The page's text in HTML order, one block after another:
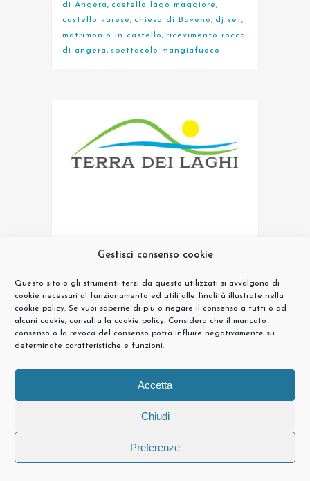
Gestisci consenso cookie
Questo sito o gli strumenti terzi da questo utilizzati si avvalgono di
cookie necessari al funzionamento ed utili alle finalità illustrate nella
cookie policy. Se vuoi saperne di più o negare il consenso a tutti o ad
alcuni cookie, consulta la cookie policy. Considera che il mancato
consenso o la revoca del consenso potrà influire negativamente su
determinate caratteristiche e funzioni.
Accetta
Chiudi
Preferenze
di Angera, castello lago maggiore,
castello varese, chiesa di Baveno, dj set,
matrimonio in castello, ricevimento rocca
di angera, spettacolo mangiafuoco